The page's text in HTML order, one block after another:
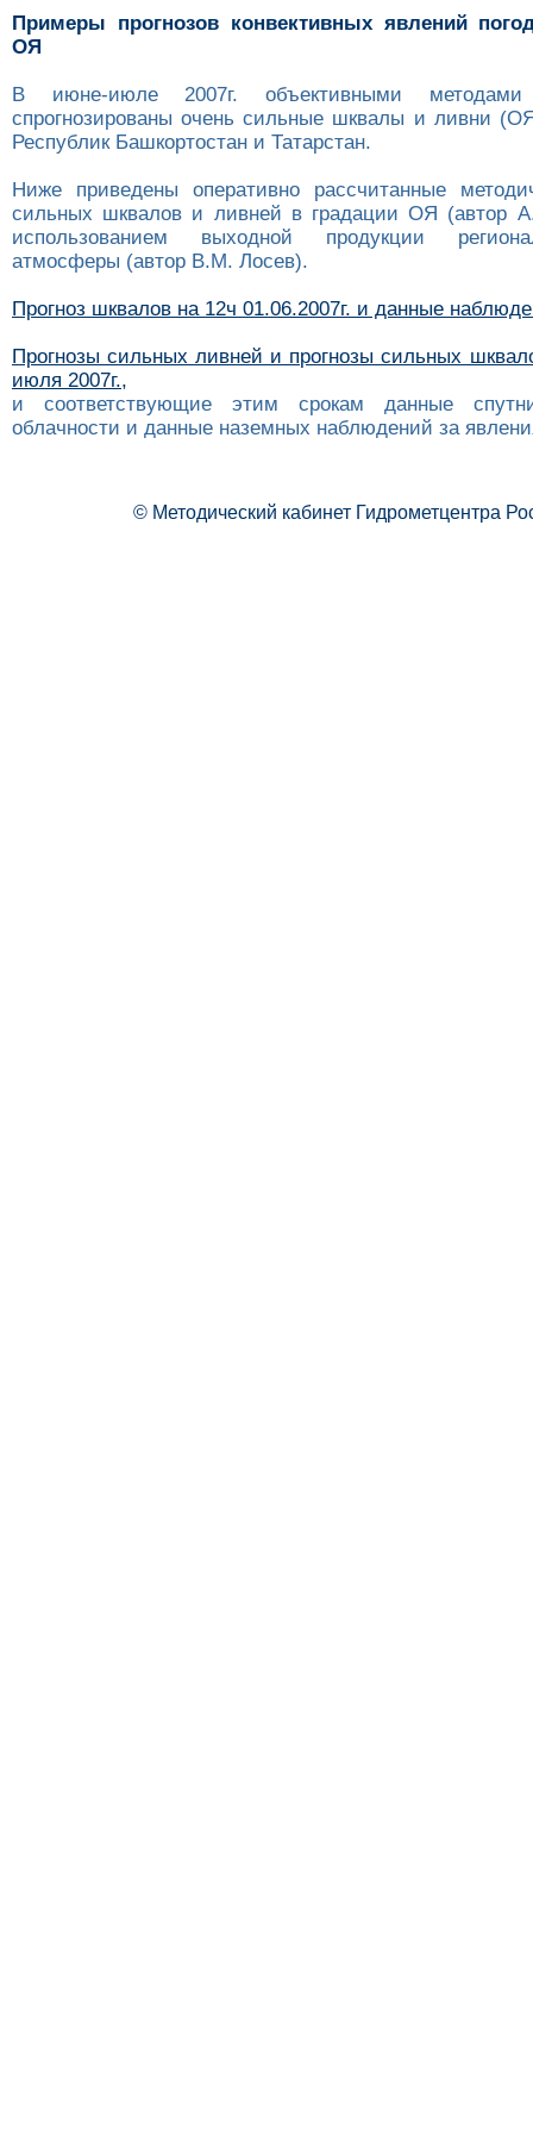
Примеры прогнозов конвективных явлений
ОЯ
В июне-июле 2007г. объективными
спрогнозированы очень сильные шквалы и ливни
Республик Башкортостан и Татарстан.
Ниже приведены оперативно рассчитанные
сильных шквалов и ливней в градации ОЯ (автор
использованием выходной продукции
атмосферы (автор В.М. Лосев).
Прогноз шквалов на 12ч 01.06.2007г. и данные
Прогнозы сильных ливней и прогнозы сильных
июля 2007г.,
и соответствующие этим срокам данные
облачности и данные наземных наблюдений за
© Методический кабинет Гидрометцентра